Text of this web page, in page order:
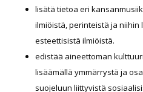
lisätä tietoa eri
ilmiöistä, perinteistä ja
esteettisistä ilmiöistä.
edistää aineettoman
lisäämällä ymmärrystä ja
suojeluun liittyvistä